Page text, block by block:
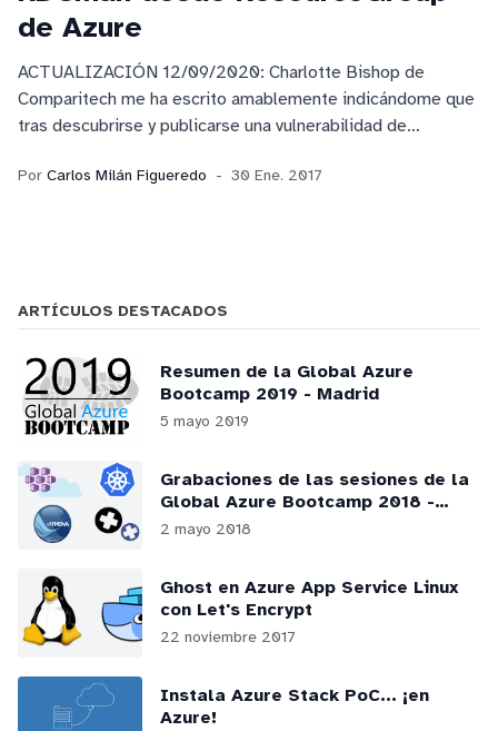
de Azure
ACTUALIZACIÓN 12/09/2020: Charlotte Bishop de
Comparitech me ha escrito amablemente indicándome que
tras descubrirse y publicarse una vulnerabilidad de
Por Carlos Milán Figueredo 30 Ene. 2017
ARTÍCULOS DESTACADOS
Resumen de la Global Azure
Bootcamp 2019 - Madrid
5 mayo 2019
Grabaciones de las sesiones de la
Global Azure Bootcamp 2018 -
Madrid
2 mayo 2018
Ghost en Azure App Service Linux
con Let's Encrypt
22 noviembre 2017
Instala Azure Stack PoC... ¡en
Azure!